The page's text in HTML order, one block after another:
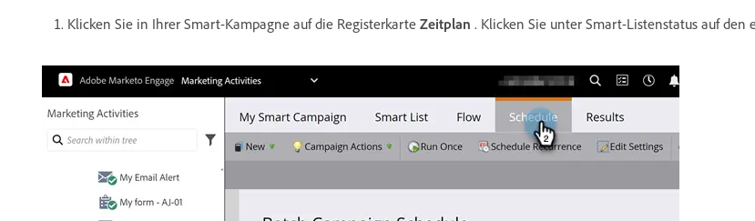
Klicken Sie in Ihrer Smart-Kampagne auf die Registerkarte Zeitplan . Klicken Sie unter Smart-Listenstatus auf den